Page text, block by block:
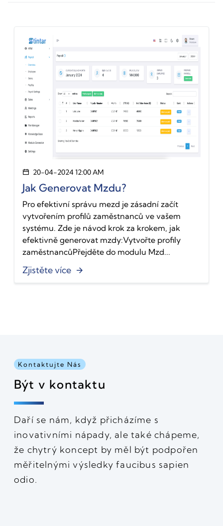
20-04-2024 12:00 AM
Jak Generovat Mzdu?
Pro efektivní správu mezd je zásadní začít
vytvořením profilů zaměstnanců ve vašem
systému. Zde je návod krok za krokem, jak
efektivně generovat mzdy:Vytvořte profily
zaměstnancůPřejděte do modulu Mzd...
Zjistěte více
Kontaktujte Nás
Být v kontaktu
Daří se nám, když přicházíme s
inovativními nápady, ale také chápeme,
že chytrý koncept by měl být podpořen
měřitelnými výsledky faucibus sapien
odio.